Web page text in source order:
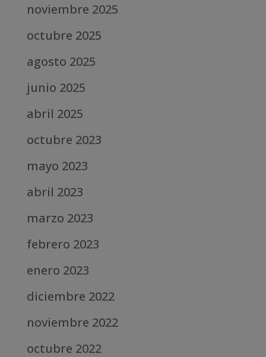
noviembre 2025
octubre 2025
agosto 2025
junio 2025
abril 2025
octubre 2023
mayo 2023
abril 2023
marzo 2023
febrero 2023
enero 2023
diciembre 2022
noviembre 2022
octubre 2022